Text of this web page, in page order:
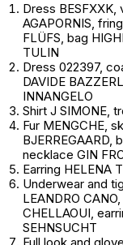
Dress BESFXXK,
AGAPORNIS,
FLÜFS, bag
TULIN
Dress 022397,
DAVIDE
INNANGELO
Shirt J SIMONE,
Fur MENGCHE,
BJERREGAARD,
necklace GIN
Earring HELENA
Underwear and
LEANDRO
CHELLAOUI,
SEHNSUCHT